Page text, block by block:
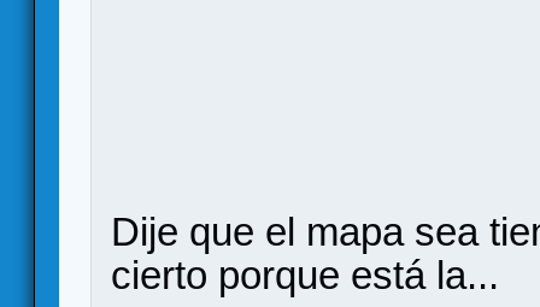
Dije que el mapa sea
cierto porque está la...